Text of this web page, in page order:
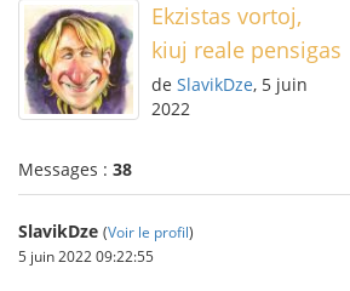
Ekzistas vortoj,
kiuj reale pensigas
de SlavikDze, 5 juin
2022
Messages : 38
SlavikDze (Voir le profil)
5 juin 2022 09:22:55